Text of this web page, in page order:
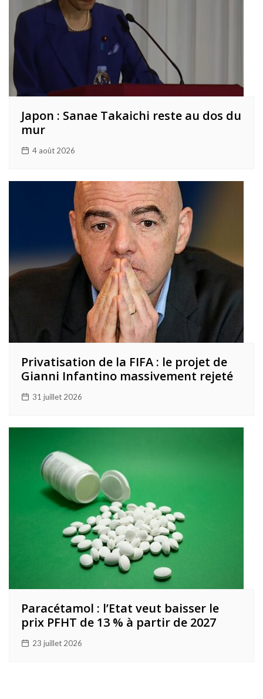
Japon : Sanae Takaichi reste au dos du
mur
4 août 2026
Privatisation de la FIFA : le projet de
Gianni Infantino massivement rejeté
31 juillet 2026
Paracétamol : l’Etat veut baisser le
prix PFHT de 13 % à partir de 2027
23 juillet 2026